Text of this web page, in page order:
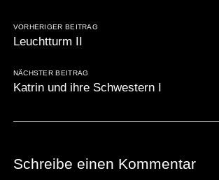
VORHERIGER BEITRAG
Leuchtturm II
NÄCHSTER BEITRAG
Katrin und ihre Schwestern I
Schreibe einen Kommentar